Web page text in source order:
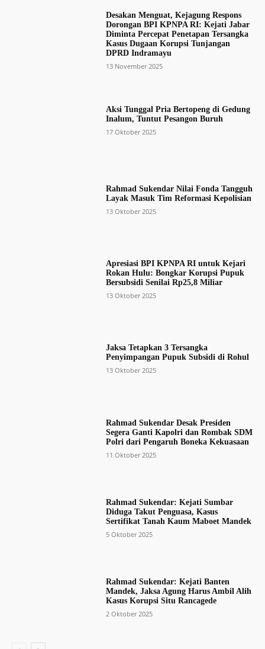
Desakan Menguat, Kejagung Respons
Dorongan BPI KPNPA RI: Kejati Jabar
Diminta Percepat Penetapan Tersangka
Kasus Dugaan Korupsi Tunjangan
DPRD Indramayu
13 November 2025
Aksi Tunggal Pria Bertopeng di Gedung
Inalum, Tuntut Pesangon Buruh
17 Oktober 2025
Rahmad Sukendar Nilai Fonda Tangguh
Layak Masuk Tim Reformasi Kepolisian
13 Oktober 2025
Apresiasi BPI KPNPA RI untuk Kejari
Rokan Hulu: Bongkar Korupsi Pupuk
Bersubsidi Senilai Rp25,8 Miliar
13 Oktober 2025
Jaksa Tetapkan 3 Tersangka
Penyimpangan Pupuk Subsidi di Rohul
13 Oktober 2025
Rahmad Sukendar Desak Presiden
Segera Ganti Kapolri dan Rombak SDM
Polri dari Pengaruh Boneka Kekuasaan
11 Oktober 2025
Rahmad Sukendar: Kejati Sumbar
Diduga Takut Penguasa, Kasus
Sertifikat Tanah Kaum Maboet Mandek
5 Oktober 2025
Rahmad Sukendar: Kejati Banten
Mandek, Jaksa Agung Harus Ambil Alih
Kasus Korupsi Situ Rancagede
2 Oktober 2025